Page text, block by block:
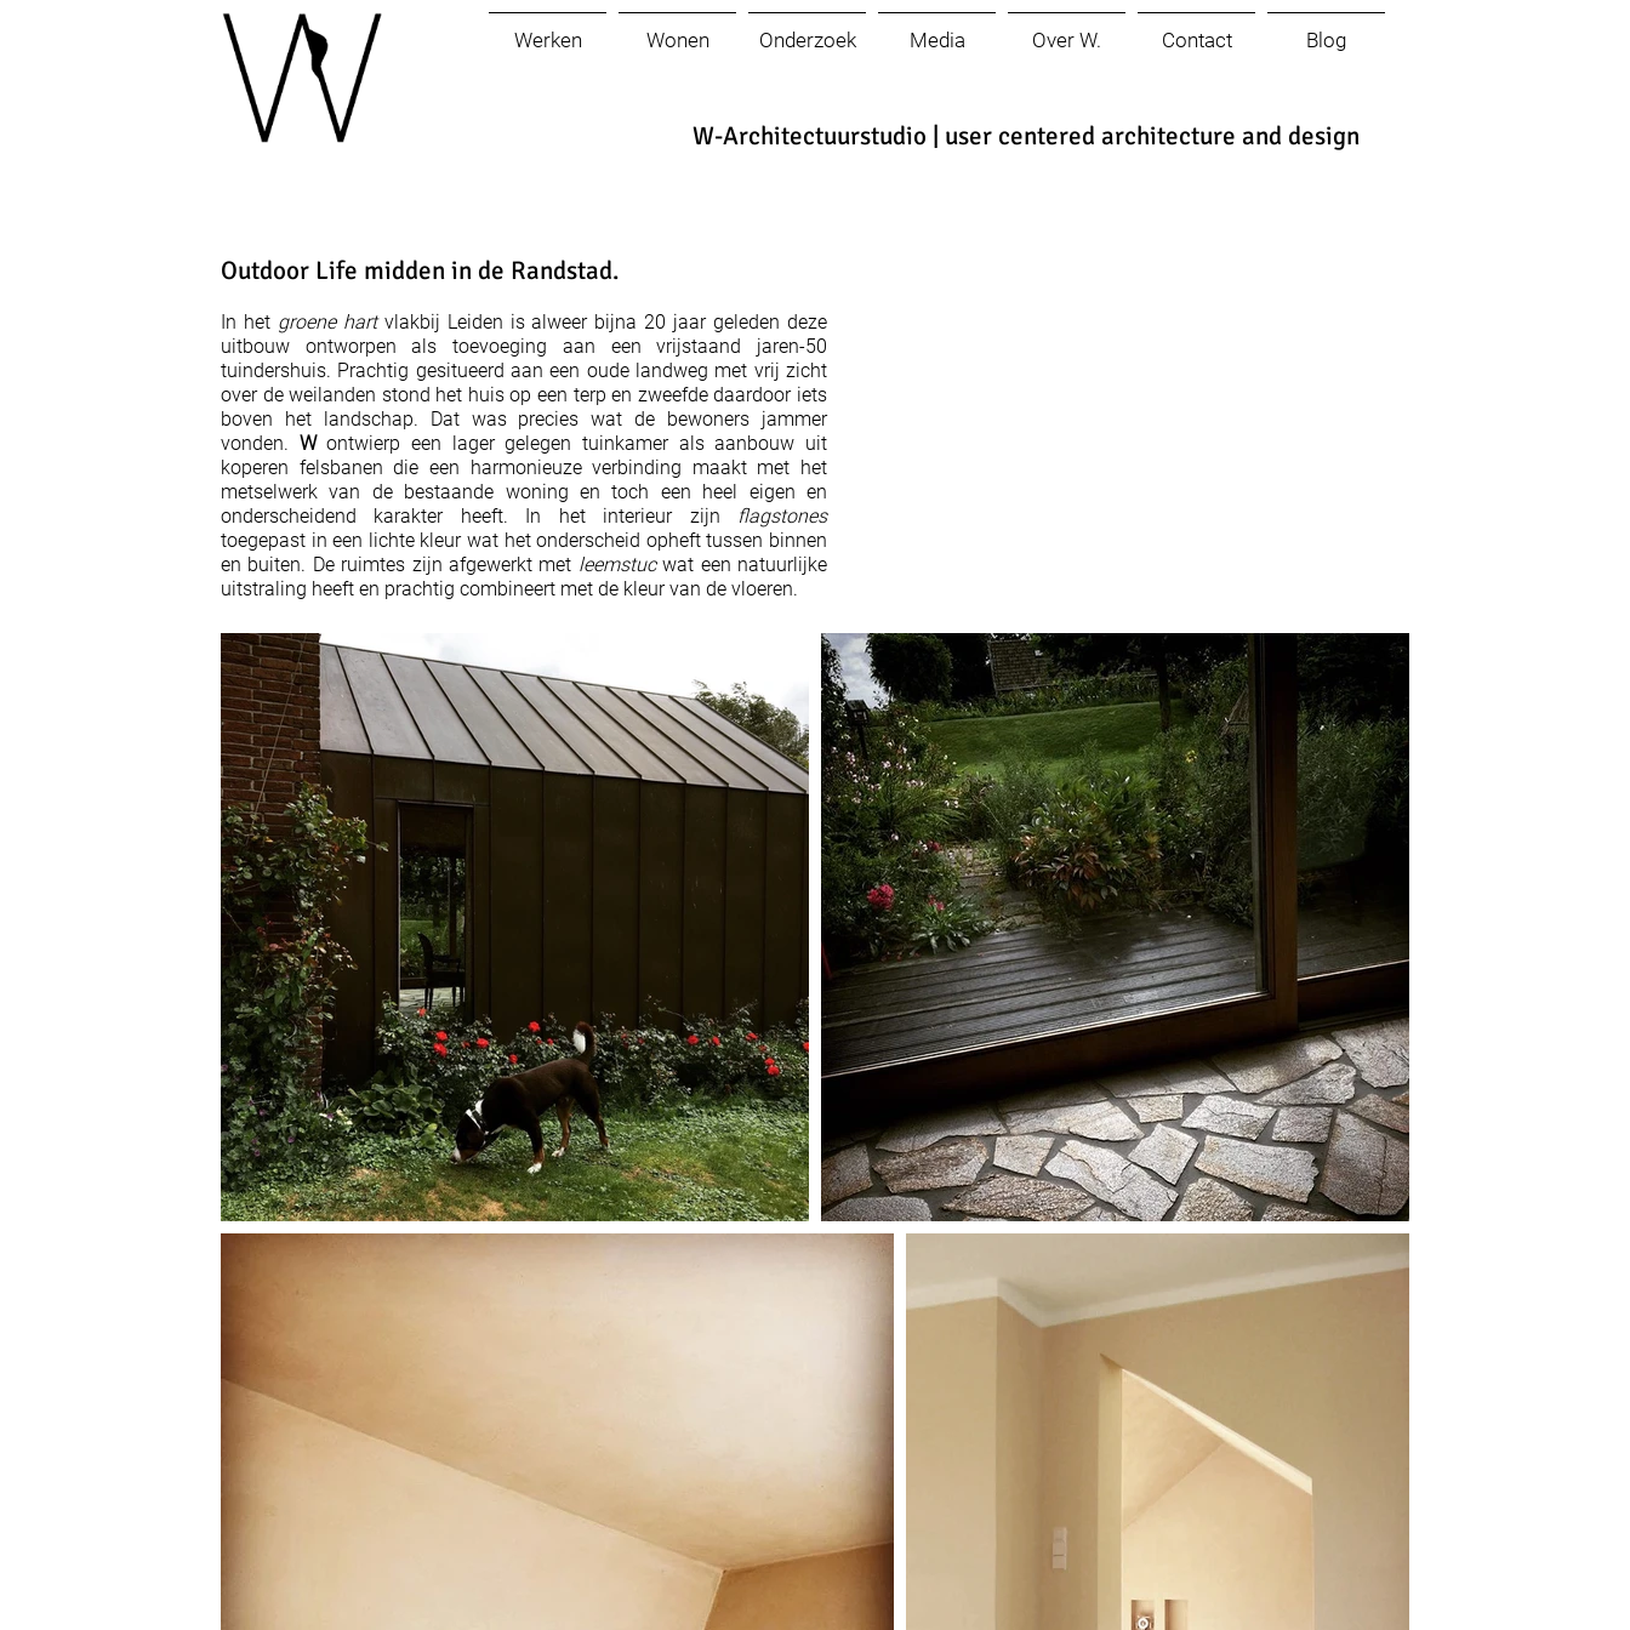
Werken Wonen Onderzoek Media Over W. Contact Blog
W-Architectuurstudio | user centered architecture and design
Outdoor Life midden in de Randstad.
In het groene hartvlakbij Leiden is alweer bijna 20 jaar geleden deze
uitbouw ontworpen als toevoeging aan een vrijstaand jaren-50
tuindershuis. Prachtig gesitueerd aan een oude landweg met vrij zicht
over de weilanden stond het huis op een terp en zweefde daardoor iets
boven het landschap. Dat was precies wat de bewoners jammer
vonden. Wontwierp een lager gelegen tuinkamer als aanbouw uit
koperen felsbanen die een harmonieuze verbinding maakt met het
metselwerk van de bestaande woning en toch een heel eigen en
onderscheidend karakter heeft. In het interieur zijn
flagstones
toegepast in een lichte kleur wat het onderscheid opheft tussen binnen
en buiten. De ruimtes zijn afgewerkt met leemstucwat een natuurlijke
uitstraling heeft en prachtig combineert met de kleur van de vloeren.